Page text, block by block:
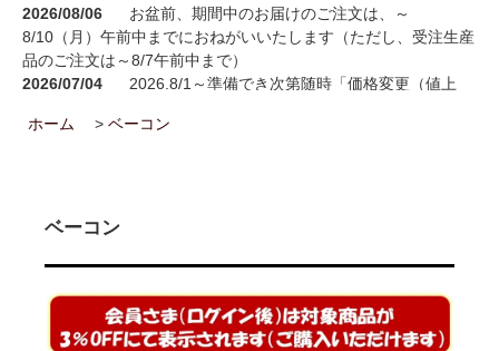
2026/08/06
お盆前、期間中のお届けのご注文は、～
8/10（月）午前中までにおねがいいたします（ただし、受注生産
品のご注文は～8/7午前中まで）
2026/07/04
2026.8/1～準備でき次第随時「価格変更（値上
2026/05/15
お買い物が楽しくなる！100円お買い上げごとに1
2025/08/29
2025/07/14
お届け先1か所に付き10,800円（税込）以上ご購
入で送料無料(^^)/（ただし例外（冷凍商品を同梱された場合な
ど）もございます）
2025/07/14
会員登録後のお買い物がお得に！！ポイントにつ
ホーム > ベーコン
ベーコン